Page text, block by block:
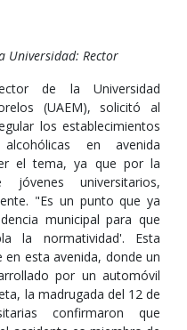
Universidad: Rector
de la Universidad
(UAEM), solicitó al
los establecimientos
en avenida
el tema, ya que por la
universitarios,
"Es un punto que ya
municipal para que
la normatividad'. Esta
en esta avenida, donde un
por un automóvil
la madrugada del 12 de
confirmaron que